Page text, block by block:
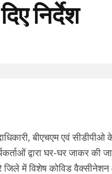
निर्देश
बीएचएम एवं
द्वारा घर-घर जाकर की
में विशेष कोविड वैक्सीनेशन